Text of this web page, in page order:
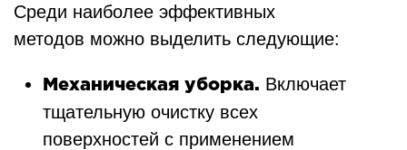
Среди наиболее эффективных
методов можно выделить следующие:
Механическая уборка. Включает
тщательную очистку всех
поверхностей с применением